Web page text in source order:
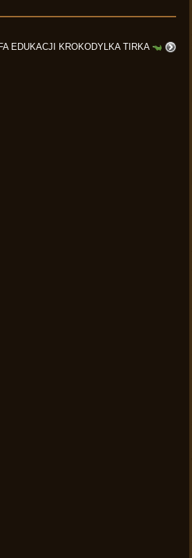
EDUKACJI KROKODYLKA TIRKA